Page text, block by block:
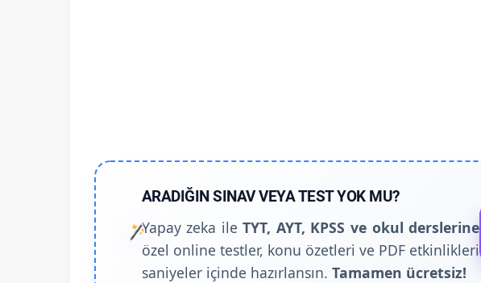
ARADIĞIN SINAV VEYA TEST YOK MU?
Yapay zeka ileTYT, AYT, KPSS ve okul derslerine
özel online testler, konu özetleri ve PDF etkinlikleri
saniyeler içinde hazırlansın. Tamamen ücretsiz!